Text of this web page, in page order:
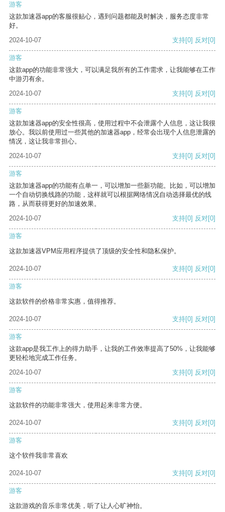
游客
这款加速器app的客服很贴心，遇到问题都能及时解决，服务态度非常
好。
2024-10-07
支持[0] 反对[0]
游客
这款app的功能非常强大，可以满足我所有的工作需求，让我能够在工作
中游刃有余。
2024-10-07
支持[0] 反对[0]
游客
这款加速器app的安全性很高，使用过程中不会泄露个人信息，这让我很
放心。我以前使用过一些其他的加速器app，经常会出现个人信息泄露的
情况，这让我非常担心。
2024-10-07
支持[0] 反对[0]
游客
这款加速器app的功能有点单一，可以增加一些新功能。比如，可以增加
一个自动切换线路的功能，这样就可以根据网络情况自动选择最优的线
路，从而获得更好的加速效果。
2024-10-07
支持[0] 反对[0]
游客
这款加速器VPM应用程序提供了顶级的安全性和隐私保护。
2024-10-07 支持[0] 反对[0]
游客
这款软件的价格非常实惠，值得推荐。
2024-10-07 支持[0] 反对[0]
游客
这款app是我工作上的得力助手，让我的工作效率提高了50%，让我能够
更轻松地完成工作任务。
2024-10-07
支持[0] 反对[0]
游客
这款软件的功能非常强大，使用起来非常方便。
2024-10-07 支持[0] 反对[0]
游客
这个软件我非常喜欢
2024-10-07 支持[0] 反对[0]
游客
这款游戏的音乐非常优美，听了让人心旷神怡。